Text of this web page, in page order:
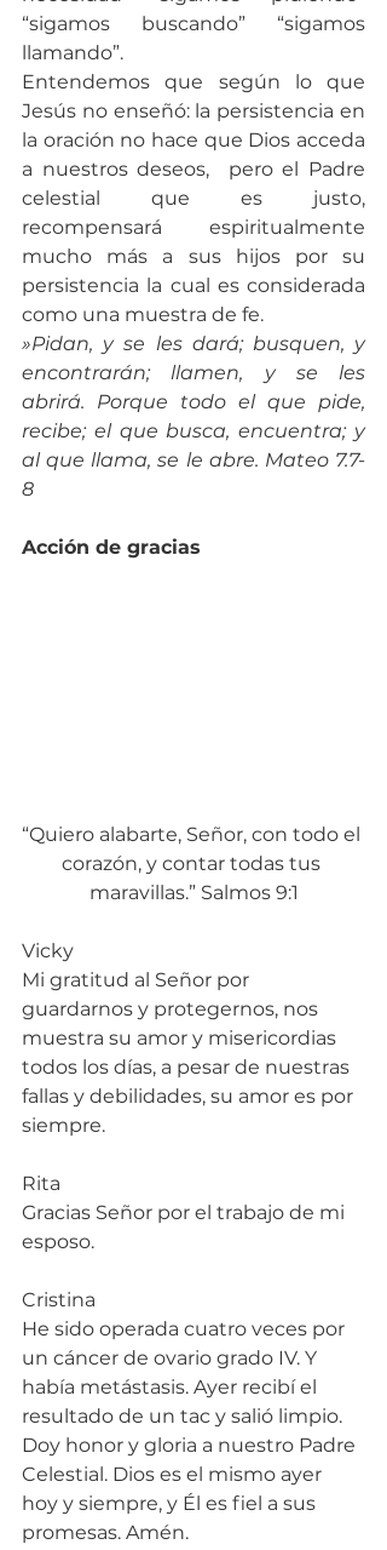
“sigamos buscando” “sigamos
Entendemos que según lo que
Jesús no enseñó: la persistencia en
la oración no hace que Dios acceda
a nuestros deseos,  pero el Padre
celestial que es justo,
recompensará espiritualmente
mucho más a sus hijos por su
persistencia la cual es considerada
como una muestra de fe.
»Pidan, y se les dará; busquen, y
encontrarán; llamen, y se les
abrirá. Porque todo el que pide,
recibe; el que busca, encuentra; y
al que llama, se le abre. Mateo 7.7-
8
Acción de gracias
“Quiero alabarte, Señor, con todo el
corazón, y contar todas tus
maravillas.” Salmos 9:1
Vicky
Mi gratitud al Señor por
guardarnos y protegernos, nos
muestra su amor y misericordias
todos los días, a pesar de nuestras
fallas y debilidades, su amor es por
siempre.
Rita
Gracias Señor por el trabajo de mi
esposo.
Cristina
He sido operada cuatro veces por
un cáncer de ovario grado IV. Y
había metástasis. Ayer recibí el
resultado de un tac y salió limpio.
Doy honor y gloria a nuestro Padre
Celestial. Dios es el mismo ayer
hoy y siempre, y Él es fiel a sus
promesas. Amén.